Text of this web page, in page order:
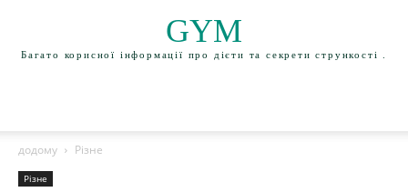
GYM
Багато корисної інформації про дієти та секрети стрункості .
додому Різне
Різне